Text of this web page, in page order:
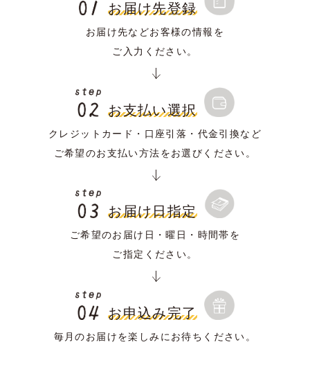
お届け先登録
お届け先などお客様の情報を
ご入力ください。
お支払い選択
クレジットカード・口座引落・代金引換など
ご希望のお支払い方法をお選びください。
お届け日指定
ご希望のお届け日・曜日・時間帯を
ご指定ください。
お申込み完了
毎月のお届けを楽しみにお待ちください。